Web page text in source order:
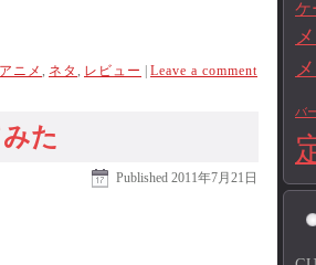
アニメ ネタ レビュー | Leave a comment
た
Published 2011年7月21日
ケ
バ